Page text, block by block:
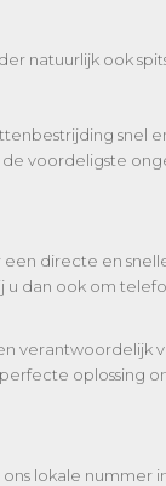
natuurlijk ook
snel
de voordeligste
directe en
u dan ook om
verantwoordelijk
oplossing
lokale nummer